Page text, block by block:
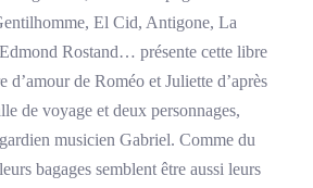
El Cid, Antigone, La
Rostand… présente cette libre
d’amour de Roméo et Juliette d’après
de voyage et deux personnages,
musicien Gabriel. Comme du
bagages semblent être aussi leurs